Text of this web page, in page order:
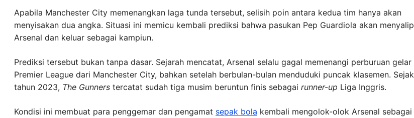
Apabila Manchester City memenangkan laga tunda tersebut, selisih poin antara kedua tim hanya akan
menyisakan dua angka. Situasi ini memicu kembali prediksi bahwa pasukan Pep Guardiola akan menyalip
Arsenal dan keluar sebagai kampiun.
Prediksi tersebut bukan tanpa dasar. Sejarah mencatat, Arsenal selalu gagal memenangi perburuan gelar
Premier League dari Manchester City, bahkan setelah berbulan-bulan menduduki puncak klasemen. Sejak
tahun 2023, The Gunners tercatat sudah tiga musim beruntun finis sebagai runner-up Liga Inggris.
Kondisi ini membuat para penggemar dan pengamat sepak bola kembali mengolok-olok Arsenal sebagai